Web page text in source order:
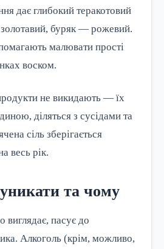
дає глибокий теракотовий
буряк — рожевий.
малювати прості
воском.
не викидають — їх
діляться з сусідами та
сіль зберігається
весь рік.
та чому
виглядає, пасує до
Алкоголь (крім, можливо,